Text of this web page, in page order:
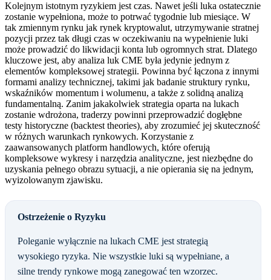
Kolejnym istotnym ryzykiem jest czas. Nawet jeśli luka ostatecznie
zostanie wypełniona, może to potrwać tygodnie lub miesiące. W
tak zmiennym rynku jak rynek kryptowalut, utrzymywanie stratnej
pozycji przez tak długi czas w oczekiwaniu na wypełnienie luki
może prowadzić do likwidacji konta lub ogromnych strat. Dlatego
kluczowe jest, aby analiza luk CME była jedynie jednym z
elementów kompleksowej strategii. Powinna być łączona z innymi
formami analizy technicznej, takimi jak badanie struktury rynku,
wskaźników momentum i wolumenu, a także z solidną analizą
fundamentalną. Zanim jakakolwiek strategia oparta na lukach
zostanie wdrożona, traderzy powinni przeprowadzić dogłębne
testy historyczne (backtest theories), aby zrozumieć jej skuteczność
w różnych warunkach rynkowych. Korzystanie z
zaawansowanych platform handlowych, które oferują
kompleksowe wykresy i narzędzia analityczne, jest niezbędne do
uzyskania pełnego obrazu sytuacji, a nie opierania się na jednym,
wyizolowanym zjawisku.
Ostrzeżenie o Ryzyku
Poleganie wyłącznie na lukach CME jest strategią
wysokiego ryzyka. Nie wszystkie luki są wypełniane, a
silne trendy rynkowe mogą zanegować ten wzorzec.